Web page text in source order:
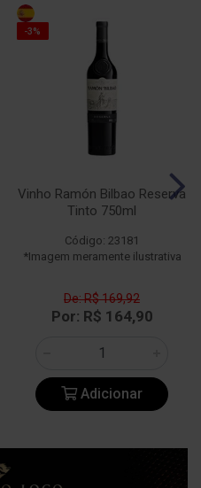
-3%
Vinho Ramón Bilbao Reserva
Tinto 750ml
Código: 23181
*Imagem meramente ilustrativa
De: R$ 169,92
Por: R$ 164,90
Adicionar